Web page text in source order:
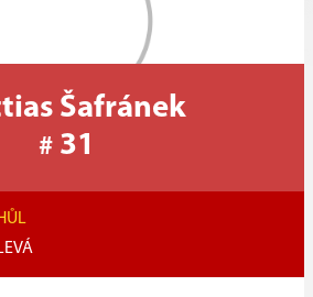
Šafránek
# 31